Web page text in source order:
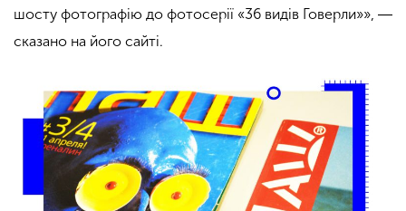
шосту фотографію до фотосерії «36 видів Говерли»», ―
сказано на його сайті.